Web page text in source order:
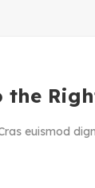
the
euismod